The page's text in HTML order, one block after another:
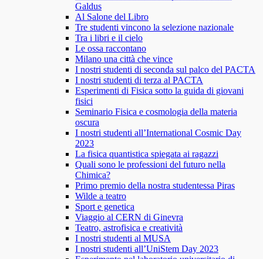
Galdus
Al Salone del Libro
Tre studenti vincono la selezione nazionale
Tra i libri e il cielo
Le ossa raccontano
Milano una città che vince
I nostri studenti di seconda sul palco del PACTA
I nostri studenti di terza al PACTA
Esperimenti di Fisica sotto la guida di giovani
fisici
Seminario Fisica e cosmologia della materia
oscura
I nostri studenti all’International Cosmic Day
2023
La fisica quantistica spiegata ai ragazzi
Quali sono le professioni del futuro nella
Chimica?
Primo premio della nostra studentessa Piras
Wilde a teatro
Sport e genetica
Viaggio al CERN di Ginevra
Teatro, astrofisica e creatività
I nostri studenti al MUSA
I nostri studenti all’UniStem Day 2023